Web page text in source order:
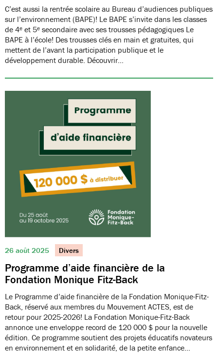
C’est aussi la rentrée scolaire au Bureau d’audiences publiques
sur l’environnement (BAPE)! Le BAPE s’invite dans les classes
de 4ᵉ et 5ᵉ secondaire avec ses trousses pédagogiques Le
BAPE à l’école! Des trousses clés en main et gratuites, qui
mettent de l’avant la participation publique et le
développement durable. Découvrir…
26 août 2025 Divers
Programme d’aide financière de la
Fondation Monique Fitz-Back
Le Programme d’aide financière de la Fondation Monique-Fitz-
Back, réservé aux membres du Mouvement ACTES, est de
retour pour 2025-2026! La Fondation Monique-Fitz-Back
annonce une enveloppe record de 120 000 $ pour la nouvelle
édition. Ce programme soutient des projets éducatifs novateurs
en environnement et en solidarité, de la petite enfance…